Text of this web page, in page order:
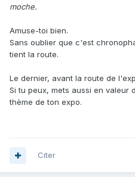
moche.
Amuse-toi bien.
Sans oublier que c'est
tient la route.
Le dernier, avant la route de
Si tu peux, mets aussi en valeur
thème de ton expo.
Citer